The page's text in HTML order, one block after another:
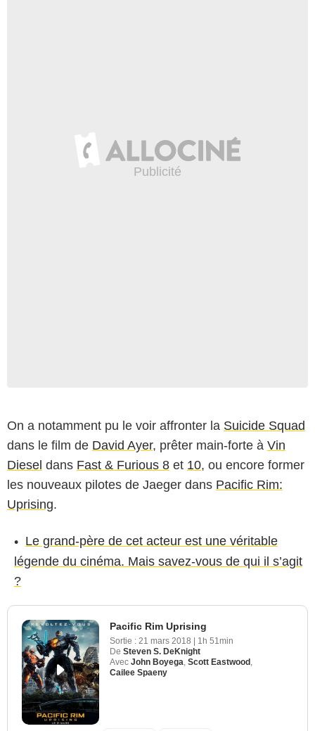
On a notamment pu le voir affronter la Suicide Squad
dans le film de David Ayer, prêter main-forte à Vin
Diesel dans Fast & Furious 8 et 10, ou encore former
les nouveaux pilotes de Jaeger dans Pacific Rim:
Uprising.
Le grand-père de cet acteur est une véritable
légende du cinéma. Mais savez-vous de qui il s’agit
?
Pacific Rim Uprising
Sortie : 21 mars 2018 | 1h 51min
De Steven S. DeKnight
Avec John Boyega Scott Eastwood
Cailee Spaeny